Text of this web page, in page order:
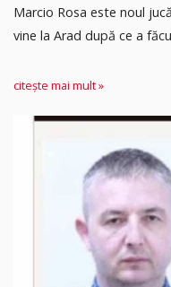
Marcio Rosa este noul
vine la Arad după ce a
citește mai mult »